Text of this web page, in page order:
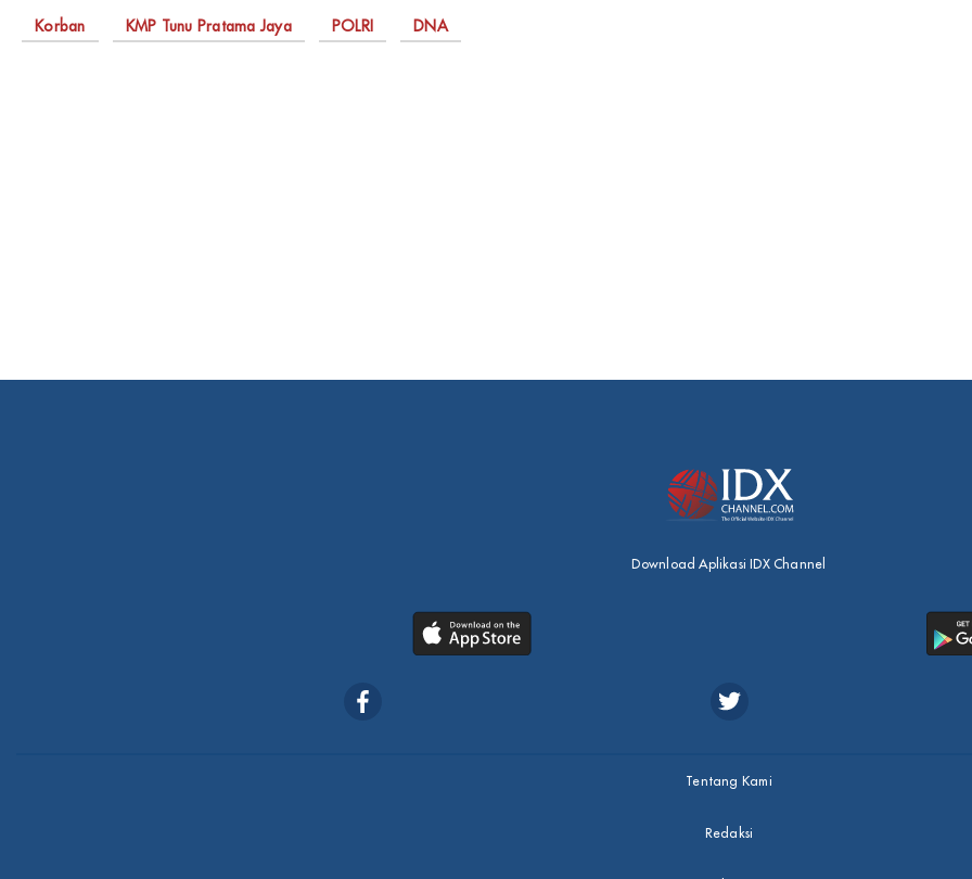
Korban KMP Tunu Pratama Jaya POLRI DNA
Download Aplikasi IDX Channel
Tentang Kami
Redaksi